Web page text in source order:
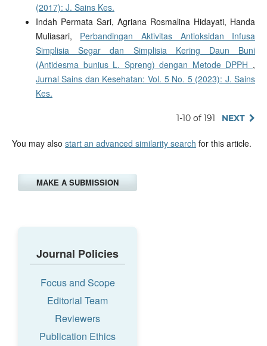
(2017): J. Sains Kes.
Indah Permata Sari, Agriana Rosmalina Hidayati, Handa
Muliasari, Perbandingan Aktivitas Antioksidan Infusa
Simplisia Segar dan Simplisia Kering Daun Buni
(Antidesma bunius L. Spreng) dengan Metode DPPH ,
Jurnal Sains dan Kesehatan: Vol. 5 No. 5 (2023): J. Sains
Kes.
1-10 of 191 NEXT
You may also start an advanced similarity search for this article.
MAKE A SUBMISSION
Journal Policies
Focus and Scope
Editorial Team
Reviewers
Publication Ethics